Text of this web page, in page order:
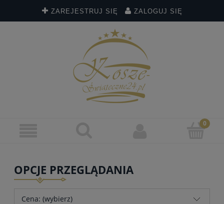
ZAREJESTRUJ SIĘ ZALOGUJ SIĘ
OPCJE PRZEGLĄDANIA
Cena: (wybierz)